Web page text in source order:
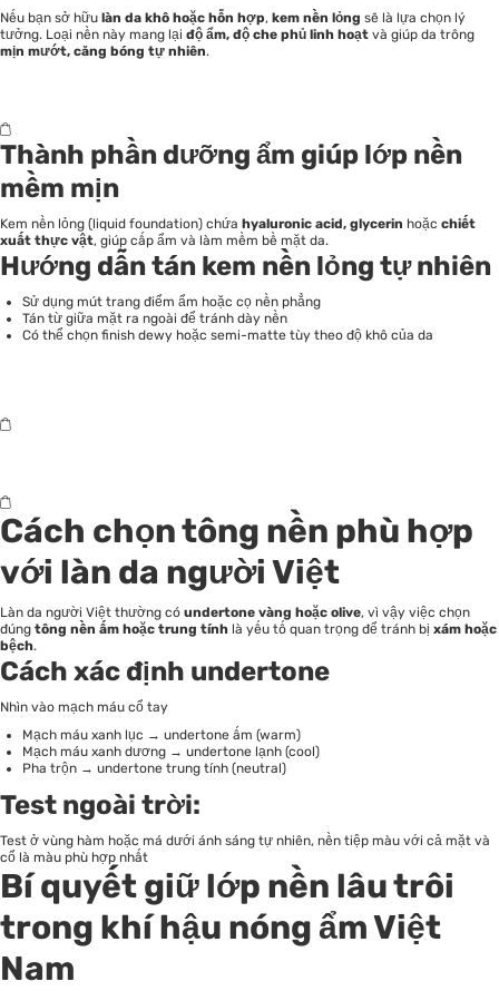
Nếu bạn sở hữu làn da khô hoặc hỗn hợp, kem nền lỏng sẽ là lựa chọn lý
tưởng. Loại nền này mang lại độ ẩm, độ che phủ linh hoạt và giúp da trông
mịn mướt, căng bóng tự nhiên.
Thành phần dưỡng ẩm giúp lớp nền
mềm mịn
Kem nền lỏng (liquid foundation) chứa hyaluronic acid, glycerin hoặc chiết
xuất thực vật, giúp cấp ẩm và làm mềm bề mặt da.
Hướng dẫn tán kem nền lỏng tự nhiên
Sử dụng mút trang điểm ẩm hoặc cọ nền phẳng
Tán từ giữa mặt ra ngoài để tránh dày nền
Có thể chọn finish dewy hoặc semi-matte tùy theo độ khô của da
Cách chọn tông nền phù hợp
với làn da người Việt
Làn da người Việt thường có undertone vàng hoặc olive, vì vậy việc chọn
đúng tông nền ấm hoặc trung tính là yếu tố quan trọng để tránh bị xám hoặc
bệch.
Cách xác định undertone
Nhìn vào mạch máu cổ tay
Mạch máu xanh lục → undertone ấm (warm)
Mạch máu xanh dương → undertone lạnh (cool)
Pha trộn → undertone trung tính (neutral)
Test ngoài trời:
Test ở vùng hàm hoặc má dưới ánh sáng tự nhiên, nền tiệp màu với cả mặt và
cổ là màu phù hợp nhất
Bí quyết giữ lớp nền lâu trôi
trong khí hậu nóng ẩm Việt
Nam